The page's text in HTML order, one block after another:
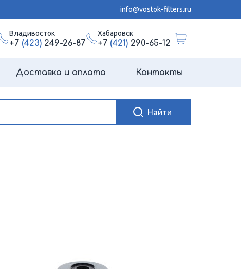
info@vostok-filters.ru
Владивосток
+7 (423)249-26-87
Хабаровск
+7 (421)290-65-12
Доставка и оплата Контакты